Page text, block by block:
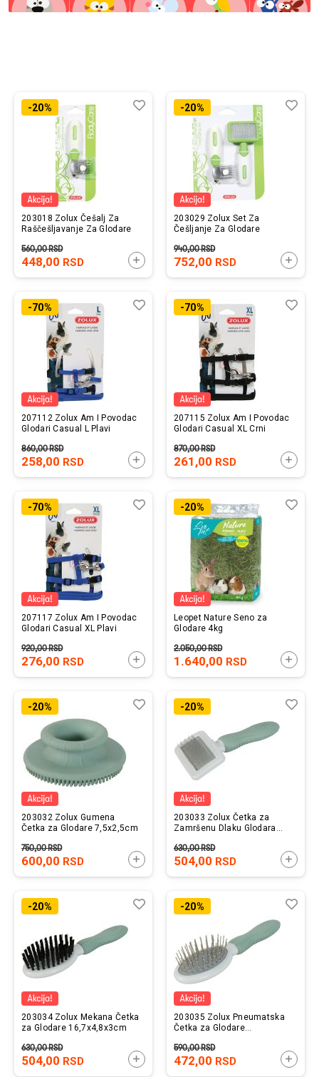
-20%
203018 Zolux Češalj Za
Raščešljavanje Za Glodare
448,00 RSD
560,00RSD
DODAJTE U KORPU
Lista
Uporedi-20%
203029 Zolux Set Za
Češljanje Za Glodare
752,00 RSD
940,00RSD
-70%
207112 Zolux Am I Povodac
Glodari Casual L Plavi
258,00 RSD
860,00RSD
DODAJTE U KORPU
Lista
Uporedi-70%
207115 Zolux Am I Povodac
Glodari Casual XL Crni
261,00 RSD
870,00RSD
-70%
207117 Zolux Am I Povodac
Glodari Casual XL Plavi
276,00 RSD
920,00RSD
DODAJTE U KORPU
Lista
Uporedi-20%
Leopet Nature Seno za
Glodare 4kg
1.640,00 RSD
2.050,00RSD
-20%
203032 Zolux Gumena
Četka za Glodare 7,5x2,5cm
600,00 RSD
750,00RSD
DODAJTE U KORPU
Lista
Uporedi-20%
203033 Zolux Četka za
Zamršenu Dlaku Glodara
504,00 RSD
630,00RSD
-20%
203034 Zolux Mekana Četka
za Glodare 16,7x4,8x3cm
504,00 RSD
630,00RSD
DODAJTE U KORPU
Lista
Uporedi-20%
203035 Zolux Pneumatska
Četka za Glodare
472,00 RSD
590,00RSD